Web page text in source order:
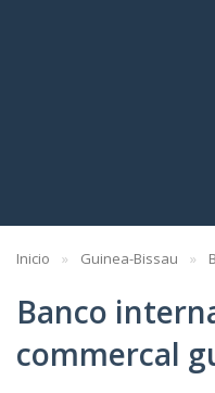
Inicio Guinea-Bissau
Banco
commercal